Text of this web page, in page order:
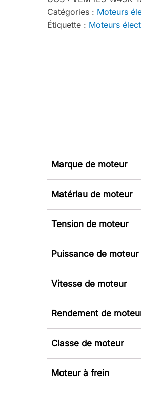
Catégories : Moteurs
Étiquette : Moteurs
Marque de moteur
Matériau de moteur
Tension de moteur
Puissance de moteur
Vitesse de moteur
Rendement de
Classe de moteur
Moteur à frein